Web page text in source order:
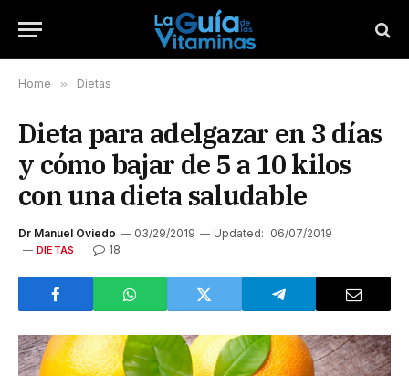
Home » Dietas
Dieta para adelgazar en 3 días
y cómo bajar de 5 a 10 kilos
con una dieta saludable
Dr Manuel Oviedo 03/29/2019 Updated: 06/07/2019
DIETAS 18